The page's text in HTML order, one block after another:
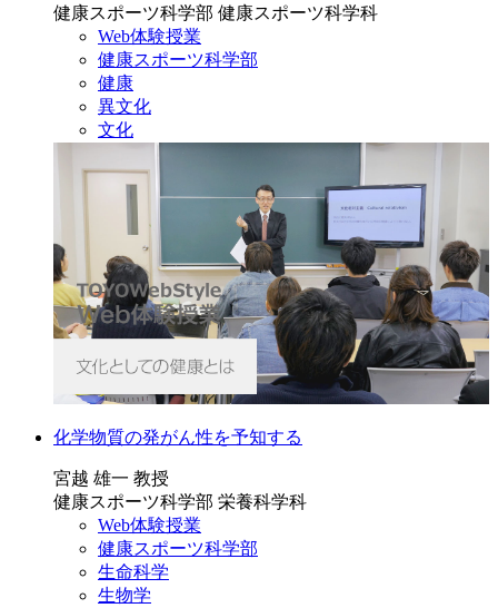
健康スポーツ科学部 健康スポーツ科学科
Web体験授業
健康スポーツ科学部
健康
異文化
文化
化学物質の発がん性を予知する
宮越 雄一 教授
健康スポーツ科学部 栄養科学科
Web体験授業
健康スポーツ科学部
生命科学
生物学